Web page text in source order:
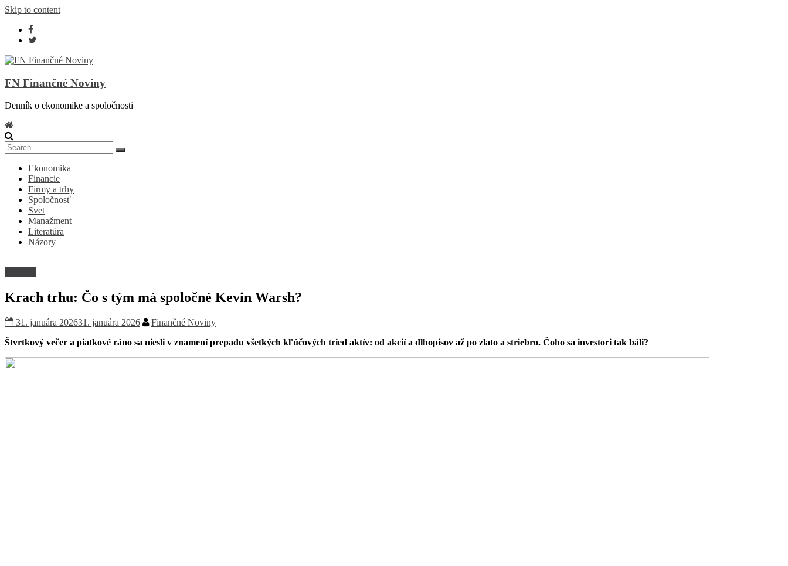
Skip to content
FN Finančné Noviny
Denník o ekonomike a spoločnosti
Ekonomika
Financie
Firmy a trhy
Spoločnosť
Svet
Manažment
Literatúra
Názory
Krach trhu: Čo s tým má spoločné Kevin Warsh?
31. januára 202631. januára 2026
Finančné Noviny
Štvrtkový večer a piatkové ráno sa niesli v znamení prepadu všetkých kľúčových tried aktív: od akcií a dlhopisov až po zlato a striebro. Čoho sa investori tak báli?